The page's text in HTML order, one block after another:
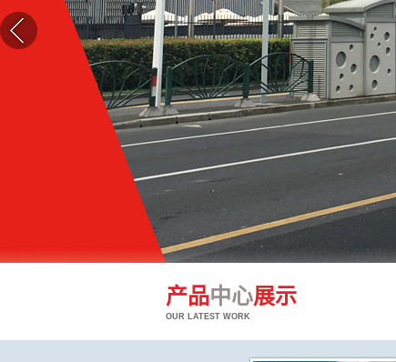
产品中心展示
OUR LATEST WORK